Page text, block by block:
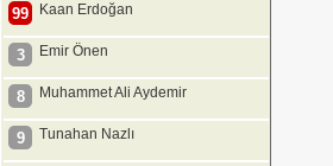
99 Kaan Erdoğan
3 Emir Önen
8 Muhammet Ali Aydemir
9 Tunahan Nazlı